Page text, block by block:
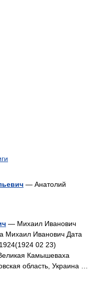
— Анатолий
— Михаил Иванович
Михаил Иванович Дата
02 23)
Камышеваха
область, Украина …